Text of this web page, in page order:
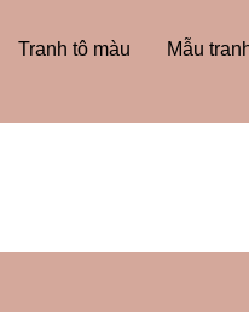
Tranh tô màu Mẫu